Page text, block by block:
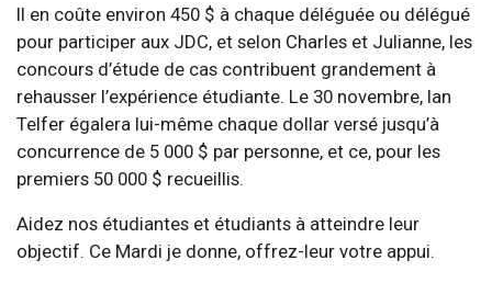
Il en coûte environ 450 $ à chaque déléguée ou délégué
pour participer aux JDC, et selon Charles et Julianne, les
concours d’étude de cas contribuent grandement à
rehausser l’expérience étudiante. Le 30 novembre, Ian
Telfer égalera lui-même chaque dollar versé jusqu’à
concurrence de 5 000 $ par personne, et ce, pour les
premiers 50 000 $ recueillis.
Aidez nos étudiantes et étudiants à atteindre leur
objectif. Ce Mardi je donne, offrez-leur votre appui.